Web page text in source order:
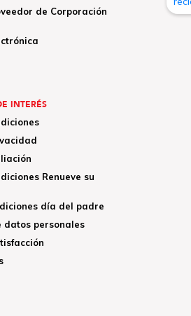
de Corporación
INTERÉS
Renueve su
día del padre
datos personales